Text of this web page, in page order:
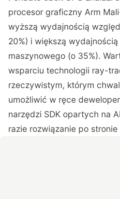
procesor graficzny Arm
wyższą wydajnością
20%) i większą
maszynowego (o 35%).
wsparciu technologii ray-
rzeczywistym, którym
umożliwić w ręce
narzędzi SDK opartych na
razie rozwiązanie po